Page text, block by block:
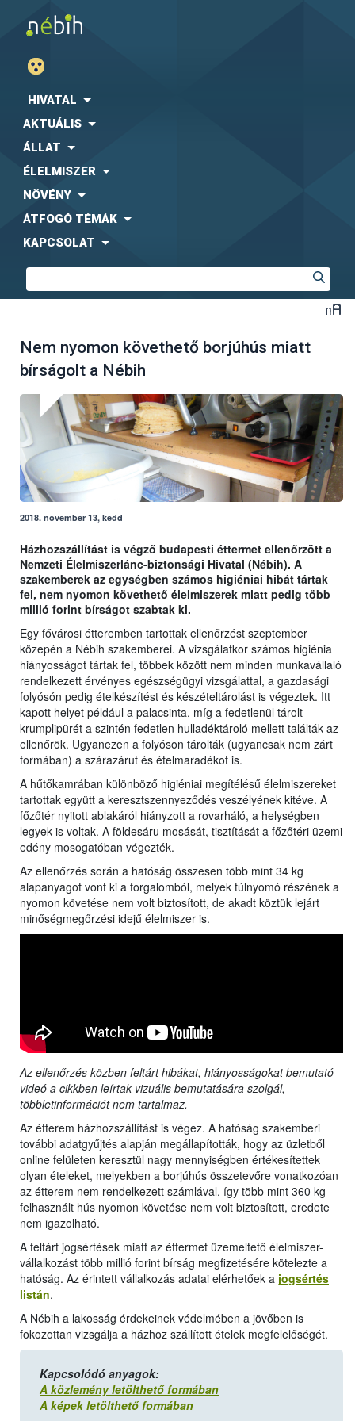
HIVATAL
AKTUÁLIS
ÁLLAT
ÉLELMISZER
NÖVÉNY
ÁTFOGÓ TÉMÁK
KAPCSOLAT
Nem nyomon követhető borjúhús miatt
bírságolt a Nébih
2018. november 13, kedd
Házhozszállítást is végző budapesti éttermet ellenőrzött a
Nemzeti Élelmiszerlánc-biztonsági Hivatal (Nébih). A
szakemberek az egységben számos higiéniai hibát tártak
fel, nem nyomon követhető élelmiszerek miatt pedig több
millió forint bírságot szabtak ki.
Egy fővárosi étteremben tartottak ellenőrzést szeptember
közepén a Nébih szakemberei. A vizsgálatkor számos higiénia
hiányosságot tártak fel, többek között nem minden munkavállaló
rendelkezett érvényes egészségügyi vizsgálattal, a gazdasági
folyósón pedig ételkészítést és készételtárolást is végeztek. Itt
kapott helyet például a palacsinta, míg a fedetlenül tárolt
krumplipürét a szintén fedetlen hulladéktároló mellett találták az
ellenőrök. Ugyanezen a folyóson tárolták (ugyancsak nem zárt
formában) a szárazárut és ételmaradékot is.
A hűtőkamrában különböző higiéniai megítélésű élelmiszereket
tartottak együtt a keresztszennyeződés veszélyének kitéve. A
főzőtér nyitott ablakáról hiányzott a rovarháló, a helységben
legyek is voltak. A földesáru mosását, tisztítását a főzőtéri üzemi
edény mosogatóban végezték.
Az ellenőrzés során a hatóság összesen több mint 34 kg
alapanyagot vont ki a forgalomból, melyek túlnyomó részének a
nyomon követése nem volt biztosított, de akadt köztük lejárt
minőségmegőrzési idejű élelmiszer is.
Az ellenőrzés közben feltárt hibákat, hiányosságokat bemutató
videó a cikkben leírtak vizuális bemutatására szolgál,
többletinformációt nem tartalmaz.
Az étterem házhozszállítást is végez. A hatóság szakemberi
további adatgyűjtés alapján megállapították, hogy az üzletből
online felületen keresztül nagy mennyiségben értékesítettek
olyan ételeket, melyekben a borjúhús összetevőre vonatkozóan
az étterem nem rendelkezett számlával, így több mint 360 kg
felhasznált hús nyomon követése nem volt biztosított, eredete
nem igazolható.
A feltárt jogsértések miatt az éttermet üzemeltető élelmiszer-
vállalkozást több millió forint bírság megfizetésére kötelezte a
hatóság. Az érintett vállalkozás adatai elérhetőek a jogsértés
listán.
A Nébih a lakosság érdekeinek védelmében a jövőben is
fokozottan vizsgálja a házhoz szállított ételek megfelelőségét.
Kapcsolódó anyagok:
A közlemény letölthető formában
A képek letölthető formában